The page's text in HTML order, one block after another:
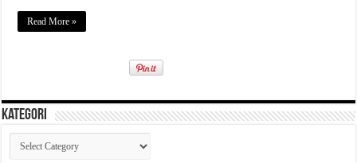
Read More »
Kategori
Kategori